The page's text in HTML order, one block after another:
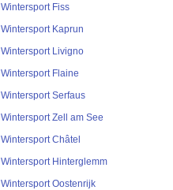
Wintersport Fiss
Wintersport Kaprun
Wintersport Livigno
Wintersport Flaine
Wintersport Serfaus
Wintersport Zell am See
Wintersport Châtel
Wintersport Hinterglemm
Wintersport Oostenrijk